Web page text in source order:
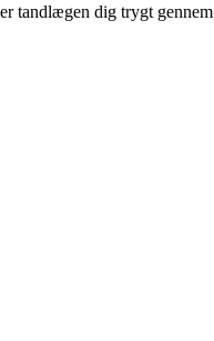
tandlægen dig trygt gennem